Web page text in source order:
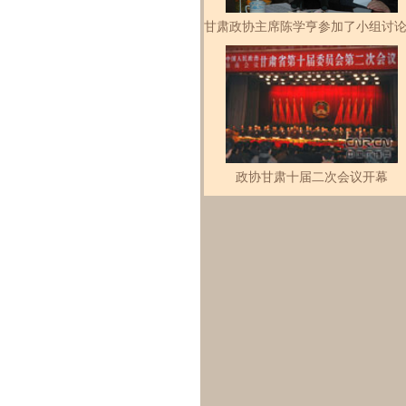
甘肃政协主席陈学亨参加了小组讨
政协甘肃十届二次会议开幕